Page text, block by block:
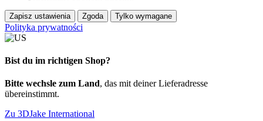
Zapisz ustawienia Zgoda Tylko wymagane
Polityka prywatności
Bist du im richtigen Shop?
Bitte wechsle zum Land, das mit deiner Lieferadresse
übereinstimmt.
Zu 3DJake International